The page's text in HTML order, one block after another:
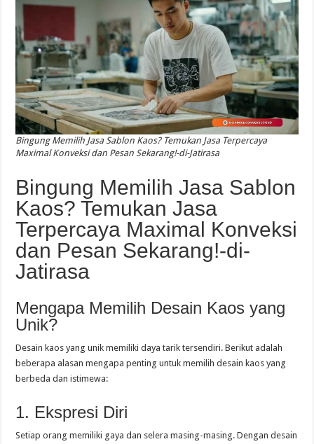
Bingung Memilih Jasa Sablon Kaos? Temukan Jasa Terpercaya
Maximal Konveksi dan Pesan Sekarang!-di-Jatirasa
Bingung Memilih Jasa Sablon
Kaos? Temukan Jasa
Terpercaya Maximal Konveksi
dan Pesan Sekarang!-di-
Jatirasa
Mengapa Memilih Desain Kaos yang
Unik?
Desain kaos yang unik memiliki daya tarik tersendiri. Berikut adalah
beberapa alasan mengapa penting untuk memilih desain kaos yang
berbeda dan istimewa:
1. Ekspresi Diri
Setiap orang memiliki gaya dan selera masing-masing. Dengan desain